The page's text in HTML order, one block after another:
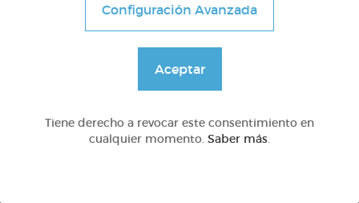
Geometría y fotografía
DOCS (4)
Configuración Avanzada
Aceptar
Tiene derecho a revocar este consentimiento en
cualquier momento. Saber más.